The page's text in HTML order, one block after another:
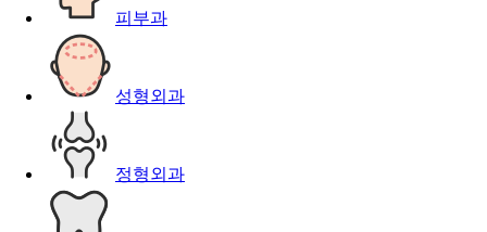
피부과
성형외과
정형외과